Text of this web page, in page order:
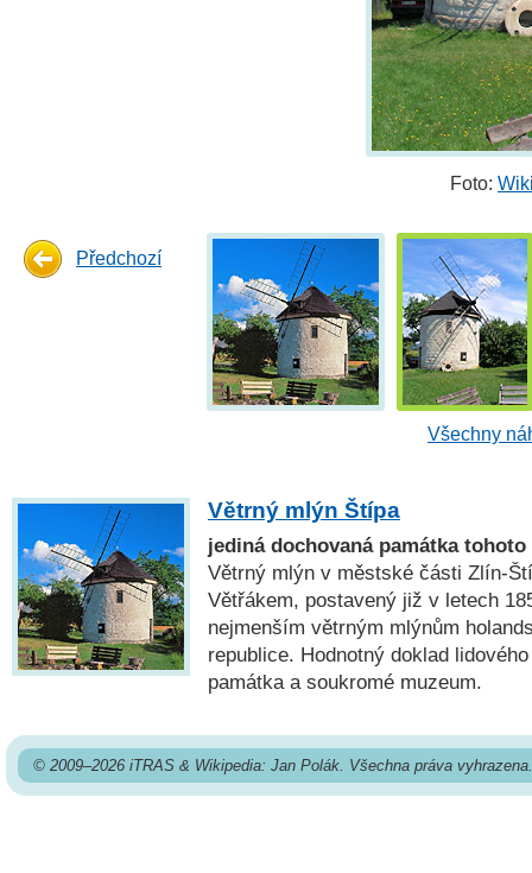
Foto:
Předchozí
Všechny
Větrný mlýn Štípa
jediná dochovaná památka
Větrný mlýn v městské části Zlín-
Větřákem, postavený již v letech
nejmenším větrným mlýnům
republice. Hodnotný doklad
památka a soukromé muzeum.
© 2009–2026 iTRAS & Wikipedia: Jan Polák. Všechna práva vyhrazena.